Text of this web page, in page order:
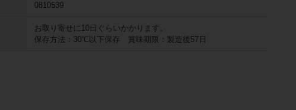
0810539
お取り寄せに10日ぐらいかかります。
保存方法：30℃以下保存 賞味期限：製造後57日